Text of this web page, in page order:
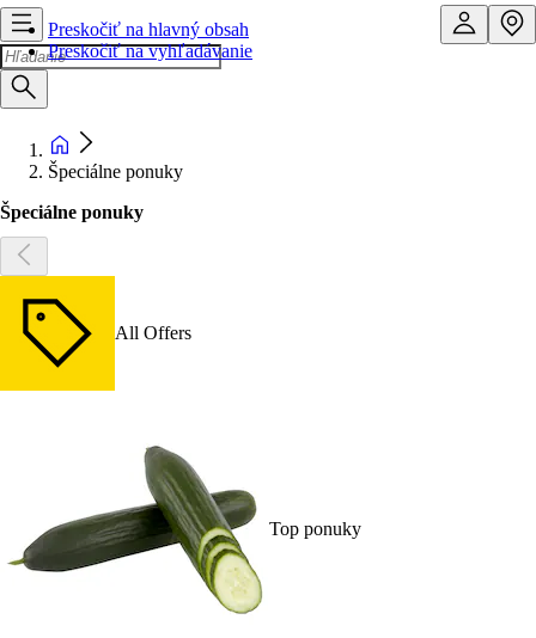
Preskočiť na hlavný obsah
Preskočiť na vyhľadávanie
Špeciálne ponuky
Špeciálne ponuky
All Offers
Top ponuky